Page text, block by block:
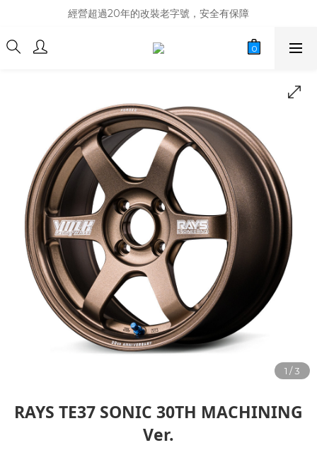
商品庫存變動快速，難免庫存不同步，建議購買之前先詢問貨況
經營超過20年的改裝老字號，安全有保障
商品庫存變動快速，難免庫存不同步，建議購買之前先詢問貨況
RAYS TE37 SONIC 30TH MACHINING
Ver.